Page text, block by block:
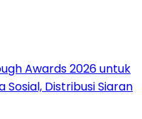
Awards 2026 untuk
Sosial, Distribusi Siaran